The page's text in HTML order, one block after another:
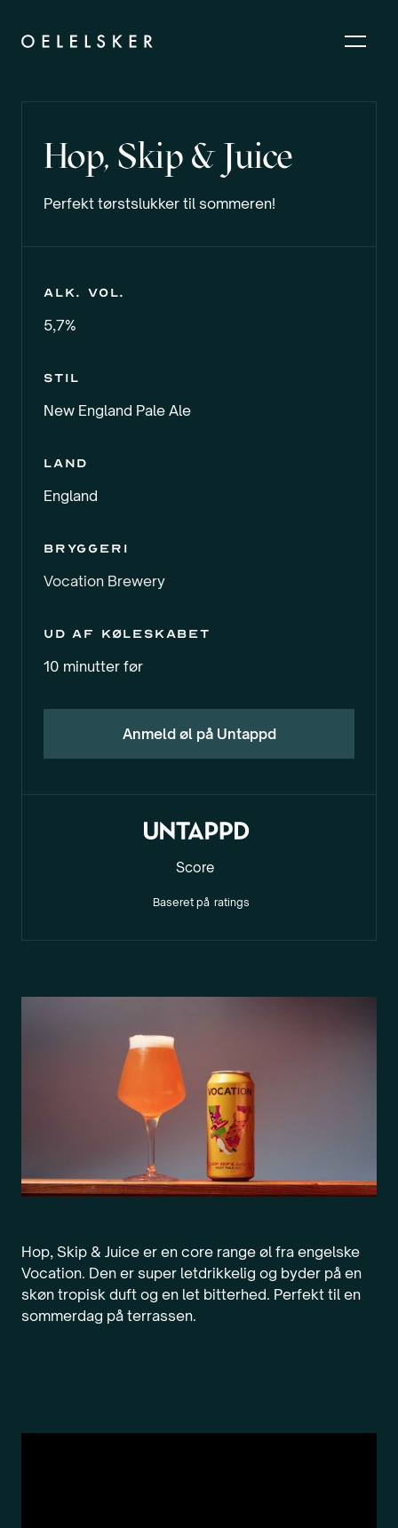
Hop, Skip & Juice
Perfekt tørstslukker til sommeren!
Alk. vol.
5,7%
Stil
New England Pale Ale
Land
England
Bryggeri
Vocation Brewery
Ud af køleskabet
10 minutter før
Anmeld øl på Untappd
Score
Baseret på ratings
Hop, Skip & Juice er en core range øl fra engelske
Vocation. Den er super letdrikkelig og byder på en
skøn tropisk duft og en let bitterhed. Perfekt til en
sommerdag på terrassen.